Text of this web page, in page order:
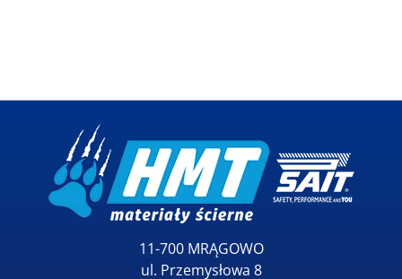
11-700 MRĄGOWO
ul. Przemysłowa 8